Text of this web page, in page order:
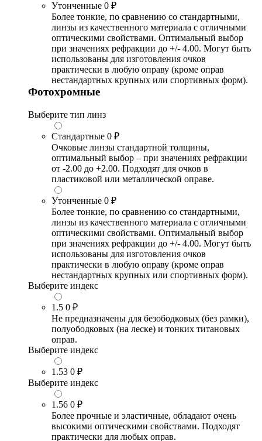
Утонченные 0 ₽
Более тонкие, по сравнению со стандартными,
линзы из качественного материала с отличными
оптическими свойствами. Оптимальный выбор
при значениях рефракции до +/- 4.00. Могут быть
использованы для изготовления очков
практически в любую оправу (кроме оправ
нестандартных крупных или спортивных форм).
Фотохромные
Выберите тип линз
Стандартные 0 ₽
Очковые линзы стандартной толщины,
оптимальный выбор – при значениях рефракции
от -2.00 до +2.00. Подходят для очков в
пластиковой или металлической оправе.
Утонченные 0 ₽
Более тонкие, по сравнению со стандартными,
линзы из качественного материала с отличными
оптическими свойствами. Оптимальный выбор
при значениях рефракции до +/- 4.00. Могут быть
использованы для изготовления очков
практически в любую оправу (кроме оправ
нестандартных крупных или спортивных форм).
Выберите индекс
1.5 0 ₽
Не предназначены для безободковых (без рамки),
полуободковых (на леске) и тонких титановых
оправ.
Выберите индекс
1.53 0 ₽
Выберите индекс
1.56 0 ₽
Более прочные и эластичные, обладают очень
высокими оптическими свойствами. Подходят
практически для любых оправ.